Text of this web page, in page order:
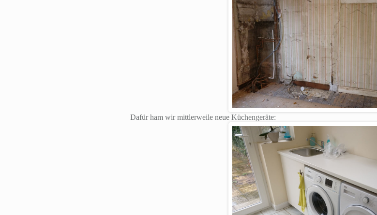
Dafür ham wir mittlerweile neue Küchengeräte: